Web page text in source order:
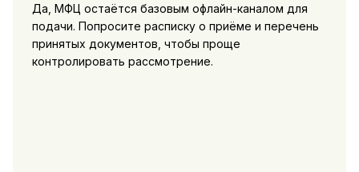
Да, МФЦ остаётся базовым офлайн-каналом для
подачи. Попросите расписку о приёме и перечень
принятых документов, чтобы проще
контролировать рассмотрение.